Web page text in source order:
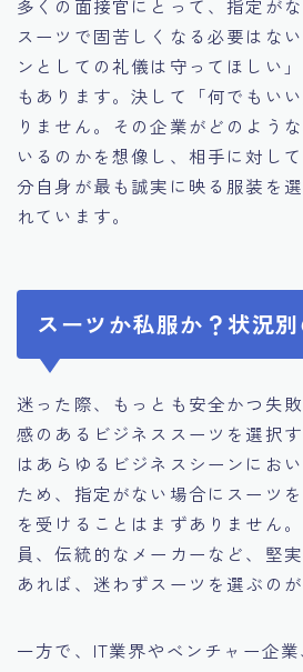
多くの面接官にとって、指定が
スーツで固苦しくなる必要はな
ンとしての礼儀は守ってほしい
もあります。決して「何でもい
りません。その企業がどのよう
いるのかを想像し、相手に対し
分自身が最も誠実に映る服装を
れています。
スーツか私服か？状況
迷った際、もっとも安全かつ失
感のあるビジネススーツを選択
はあらゆるビジネスシーンにお
ため、指定がない場合にスーツ
を受けることはまずありません
員、伝統的なメーカーなど、堅
あれば、迷わずスーツを選ぶのが
一方で、IT業界やベンチャー企